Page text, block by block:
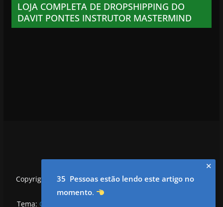
LOJA COMPLETA DE DROPSHIPPING DO
DAVIT PONTES INSTRUTOR MASTERMIND
Copyright © 2026utilidadesrowan.com. Todos os direitos
reservados.
Tema: ColorMag
✕
35 Pessoas estão lendo este artigo no
momento.